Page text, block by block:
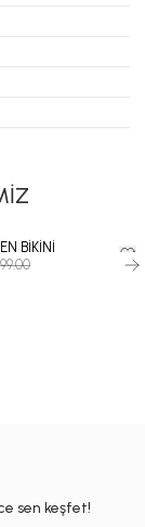
BİKİNİ
sen keşfet!